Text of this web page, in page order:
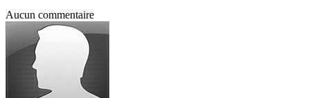
Aucun commentaire